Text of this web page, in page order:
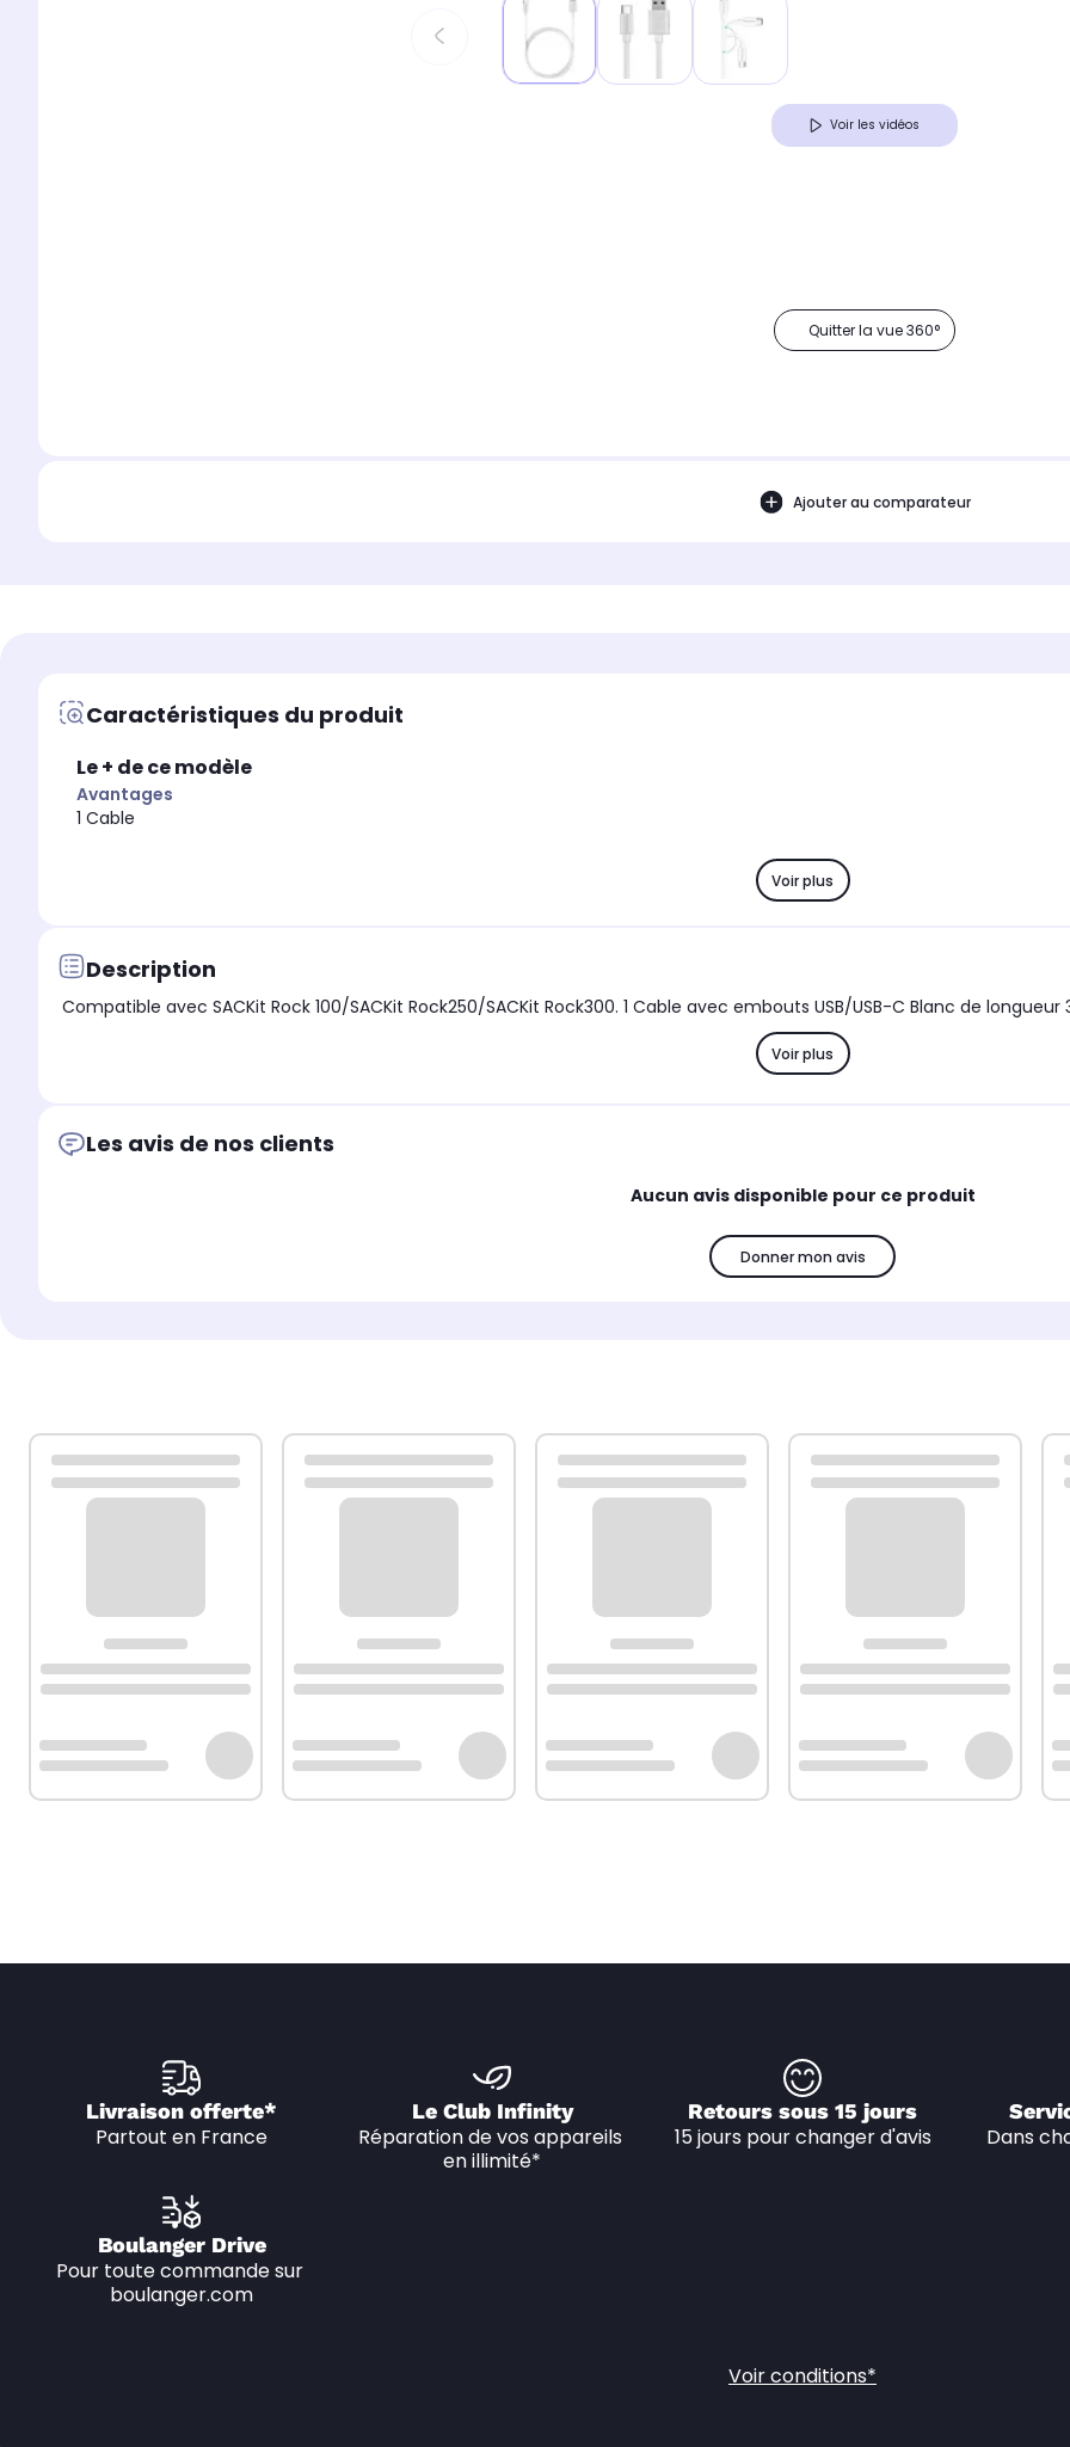
Voir les vidéos
Quitter la vue 360°
Ajouter au comparateur
Caractéristiques du produit
Le + de ce modèle
Avantages
1 Cable
Voir plus
Description
Compatible avec SACKit Rock 100/SACKit Rock250/SACKit Rock300. 1 Cable avec embouts USB/USB-C Blanc de longueur
Voir plus
Les avis de nos clients
Aucun avis disponible pour ce produit
Donner mon avis
Livraison offerte*
Partout en France
Le Club Infinity
Réparation de vos appareils
en illimité*
Retours sous 15 jours
15 jours pour changer d'avis
Dans
Boulanger Drive
Pour toute commande sur
boulanger.com
Voir conditions*